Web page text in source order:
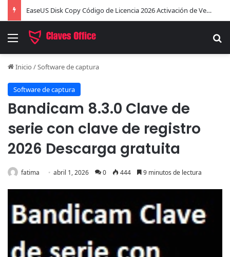
EaseUS Disk Copy Código de Licencia 2026 Activación de Versión Pro (Gratis)
Menú
Inicio /Software de captura
Software de captura
Bandicam 8.3.0 Clave de
serie con clave de registro
2026 Descarga gratuita
fatima abril 1, 2026 0 444 9 minutos de lectura